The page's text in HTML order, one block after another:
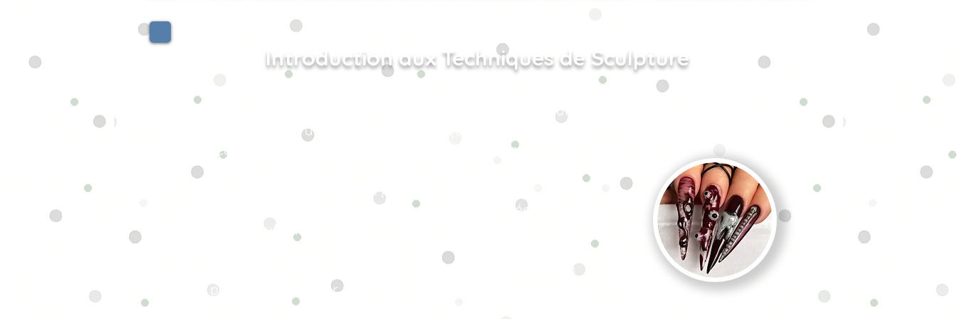
Le modelage consiste à travailler une matière en volume pour
donner forme à des éléments artistiques en relief : fleurs
réalistes, formes abstraites, pièces imposantes…
Contrairement au nail art plat, on va ici jouer avec les
hauteurs, la profondeur et les textures pour créer des effets
époustouflants.
C’est un monde où la minutie, la patience et l’inspiration
prennent toute leur place​
Introduction aux Techniques de Sculpture